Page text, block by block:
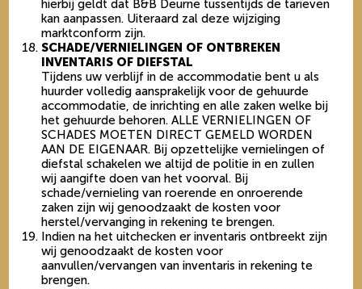
hierbij geldt dat B&B Deurne tussentijds de tarieven
kan aanpassen. Uiteraard zal deze wijziging
marktconform zijn.
SCHADE/VERNIELINGEN OF ONTBREKEN
INVENTARIS OF DIEFSTAL
Tijdens uw verblijf in de accommodatie bent u als
huurder volledig aansprakelijk voor de gehuurde
accommodatie, de inrichting en alle zaken welke bij
het gehuurde behoren. ALLE VERNIELINGEN OF
SCHADES MOETEN DIRECT GEMELD WORDEN
AAN DE EIGENAAR. Bij opzettelijke vernielingen of
diefstal schakelen we altijd de politie in en zullen
wij aangifte doen van het voorval. Bij
schade/vernieling van roerende en onroerende
zaken zijn wij genoodzaakt de kosten voor
herstel/vervanging in rekening te brengen.
Indien na het uitchecken er inventaris ontbreekt zijn
wij genoodzaakt de kosten voor
aanvullen/vervangen van inventaris in rekening te
brengen.